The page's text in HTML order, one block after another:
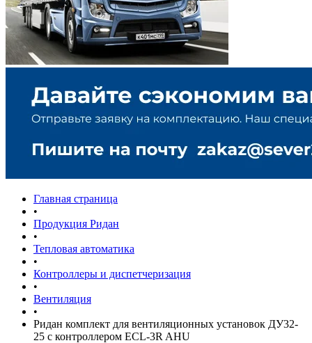
Главная страница
•
Продукция Ридан
•
Тепловая автоматика
•
Контроллеры и диспетчеризация
•
Вентиляция
•
Ридан комплект для вентиляционных установок ДУ32-
25 с контроллером ECL-3R AHU